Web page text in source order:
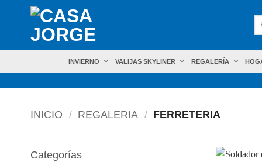
INVIERNO VALIJAS SKYLINER REGALERÍA
INICIO / REGALERIA / FERRETERIA
Categorías